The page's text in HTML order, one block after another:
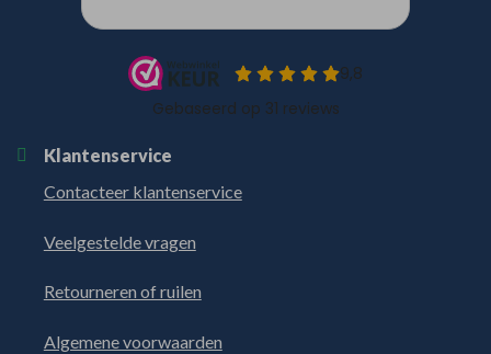
Klantenservice
Contacteer klantenservice
Veelgestelde vragen
Retourneren of ruilen
Algemene voorwaarden